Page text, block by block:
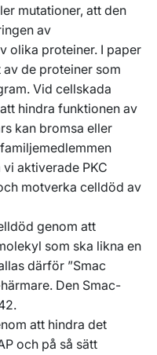
mutationer, att den
av
olika proteiner. I paper
av de proteiner som
Vid cellskada
hindra funktionen av
kan bromsa eller
aktiverade PKC
motverka celldöd av
genom att
som ska likna en
därför ”Smac
Den Smac-
att hindra det
och på så sätt